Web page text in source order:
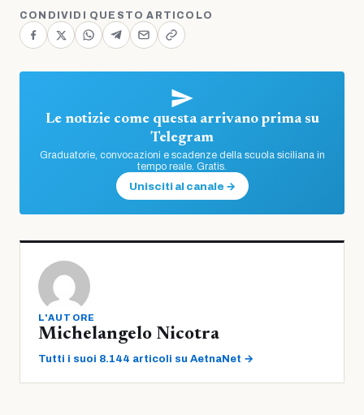
CONDIVIDI QUESTO ARTICOLO
Le notizie come questa arrivano prima su
Telegram
Graduatorie, convocazioni e scadenze della scuola siciliana in
tempo reale. Gratis.
Unisciti al canale →
L'AUTORE
Michelangelo Nicotra
Tutti i suoi 8.144 articoli su AetnaNet →